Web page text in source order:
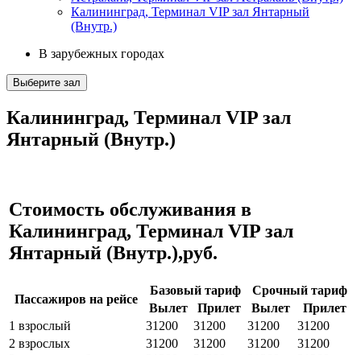
Калининград, Терминал VIP зал Янтарный
(Внутр.)
В зарубежных городах
Выберите зал
Калининград, Терминал VIP зал
Янтарный (Внутр.)
Стоимость обслуживания в
Калининград, Терминал VIP зал
Янтарный (Внутр.),руб.
Пассажиров на рейсе
Базовый тариф
Срочный тариф
Вылет
Прилет Вылет
Прилет
1 взрослый
31200 31200 31200
31200
2 взрослых
31200 31200 31200
31200